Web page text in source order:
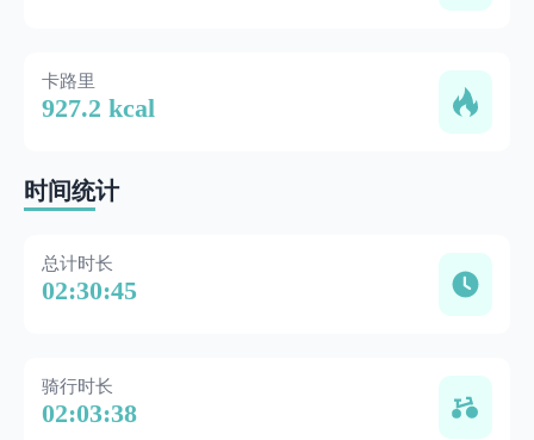
卡路里
927.2 kcal
时间统计
总计时长
02:30:45
骑行时长
02:03:38